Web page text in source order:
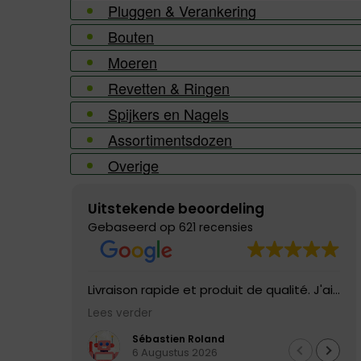
Pluggen & Verankering
Bouten
Moeren
Revetten & Ringen
Spijkers en Nagels
Assortimentsdozen
Overige
Uitstekende beoordeling
Gebaseerd op 621 recensies
Livraison rapide et produit de qualité. J'ai
eu un défaut dans le tuyau livré, il a été
Je n'hésiterai pas à recommander
Lees verder
Sébastien Roland
6 Augustus 2026